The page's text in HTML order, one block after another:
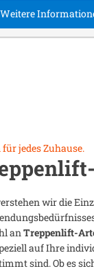
Weitere
jedes Zuhause.
wir die
anTreppenlift-
auf Ihre
sind. Ob es